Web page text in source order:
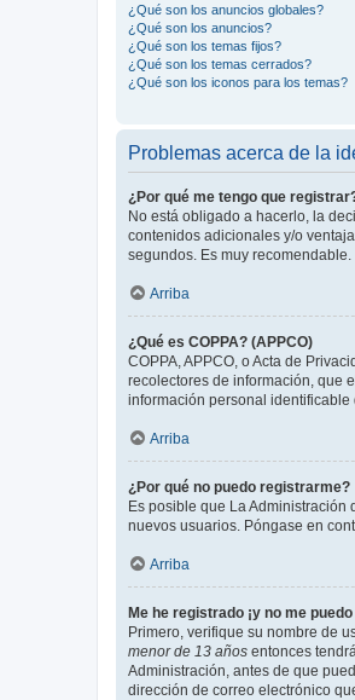
¿Qué son los anuncios globales?
¿Qué son los anuncios?
¿Qué son los temas fijos?
¿Qué son los temas cerrados?
¿Qué son los iconos para los temas?
Problemas acerca de la
¿Por qué me tengo que
No está obligado a hacerlo, la
contenidos adicionales y/o
segundos. Es muy recomendable.
Arriba
¿Qué es COPPA? (APPCO)
COPPA, APPCO, o Acta de
recolectores de información, que
información personal identificable
Arriba
¿Por qué no puedo registrarme?
Es posible que La
nuevos usuarios. Póngase en
Arriba
Me he registrado ¡y no me
Primero, verifique su nombre de
menor de 13 años entonces
Administración, antes de que
dirección de correo electrónico